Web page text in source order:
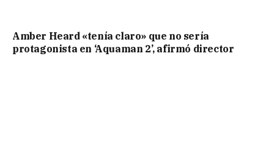
Amber Heard «tenía claro» que no sería
protagonista en ‘Aquaman 2’, afirmó director